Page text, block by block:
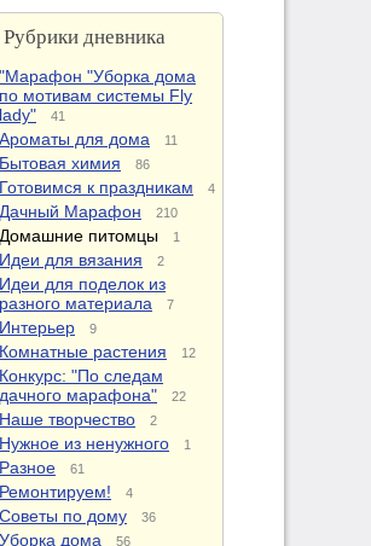
Рубрики дневника
"Марафон "Уборка дома
по мотивам системы Fly
lady"
41
Ароматы для дома 11
Бытовая химия 86
Готовимся к праздникам 4
Дачный Марафон 210
Домашние питомцы 1
Идеи для вязания 2
Идеи для поделок из
разного материала
7
Интерьер 9
Комнатные растения 12
Конкурс: "По следам
дачного марафона"
22
Наше творчество 2
Нужное из ненужного 1
Разное 61
Ремонтируем! 4
Советы по дому 36
Уборка дома 56